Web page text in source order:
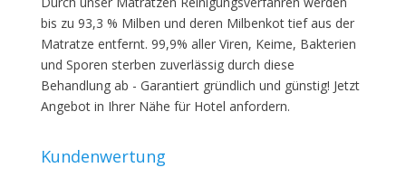
bis zu 93,3 % Milben und deren Milbenkot tief aus der
Matratze entfernt. 99,9% aller Viren, Keime, Bakterien
und Sporen sterben zuverlässig durch diese
Behandlung ab - Garantiert gründlich und günstig! Jetzt
Angebot in Ihrer Nähe für Hotel anfordern.
Kundenwertung